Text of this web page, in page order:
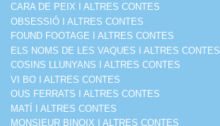
CARA DE PEIX I ALTRES CONTES
OBSESSIÓ I ALTRES CONTES
FOUND FOOTAGE I ALTRES CONTES
ELS NOMS DE LES VAQUES I ALTRES CONTES
COSINS LLUNYANS I ALTRES CONTES
VI BO I ALTRES CONTES
OUS FERRATS I ALTRES CONTES
MATÍ I ALTRES CONTES
MONSIEUR BINOIX I ALTRES CONTES